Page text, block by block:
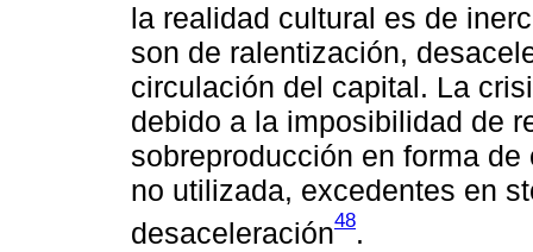
la realidad cultural es de
son de ralentización,
circulación del capital. La
debido a la imposibilidad de
sobreproducción en forma
no utilizada, excedentes en
desaceleración48.